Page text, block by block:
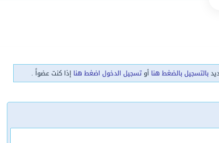
بالتسجيل بالضغط هنا أوتسجيل الدخول اضغط هنا إذا كنت عضواً .